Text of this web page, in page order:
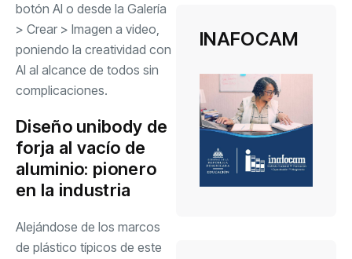
botón AI o desde la Galería
> Crear > Imagen a video,
poniendo la creatividad con
AI al alcance de todos sin
complicaciones.
Diseño unibody de
forja al vacío de
aluminio: pionero
en la industria
Alejándose de los marcos
de plástico típicos de este
INAFOCAM